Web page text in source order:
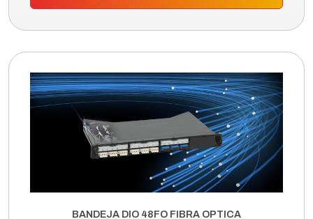
BANDEJA DIO 48FO FIBRA OPTICA